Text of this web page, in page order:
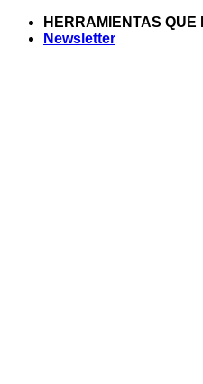
Saltar
HERRAMIENTAS
Newsletter